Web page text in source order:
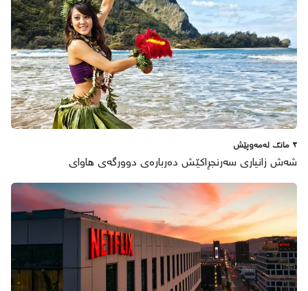
٣ مانگ لەمەوپێش
شەش زانیاری سەرنجڕاکێش دەربارەی دوورگەی هاوای